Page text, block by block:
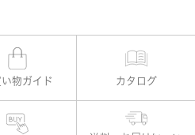
物ガイド カタログ